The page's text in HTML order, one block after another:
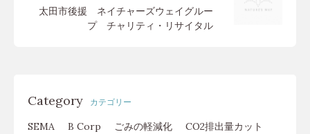
太田市後援 ネイチャーズウェイグルー
プ チャリティ・リサイタル
Category カテゴリー
SEMA B Corp ごみの軽減化
CO2排出量カット